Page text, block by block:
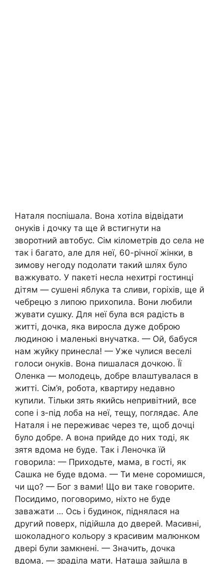
Наталя поспішала. Вона хотіла відвідати
онуків і дочку та ще й встигнути на
зворотний автобус. Сім кілометрів до села не
так і багато, але для неї, 60-річної жінки, в
зимову негоду подолати такий шлях було
важкувато. У пакеті несла нехитрі гостинці
дітям — сушені яблука та сливи, горіхів, ще й
чебрецю з липою прихопила. Вони любили
жувати сушку. Для неї була вся радість в
житті, дочка, яка виросла дуже доброю
людиною і маленькі внучатка. — Ой, бабуся
нам жуйку принесла! — Уже чулися веселі
голоси онуків. Вона пишалася дочкою. Її
Оленка — молодець, добре влаштувалася в
житті. Сім’я, робота, квартиру недавно
купили. Тільки зять якийсь непривітний, все
сопе і з-під лоба на неї, тещу, поглядає. Але
Наталя і не переживає через те, щоб дочці
було добре. А вона прийде до них тоді, як
зятя вдома не буде. Так і Леночка їй
говорила: — Приходьте, мама, в гості, як
Сашка не буде вдома. — Ти мене соромишся,
чи що? — Бог з вами! Що ви таке говорите.
Посидимо, поговоримо, ніхто не буде
заважати … Ось і будинок, піднялася на
другий поверх, підійшла до дверей. Масивні,
шоколадного кольору з красивим малюнком
двері були замкнені. — Значить, дочка
вдома, — зраділа мати. Наташа зайшла в